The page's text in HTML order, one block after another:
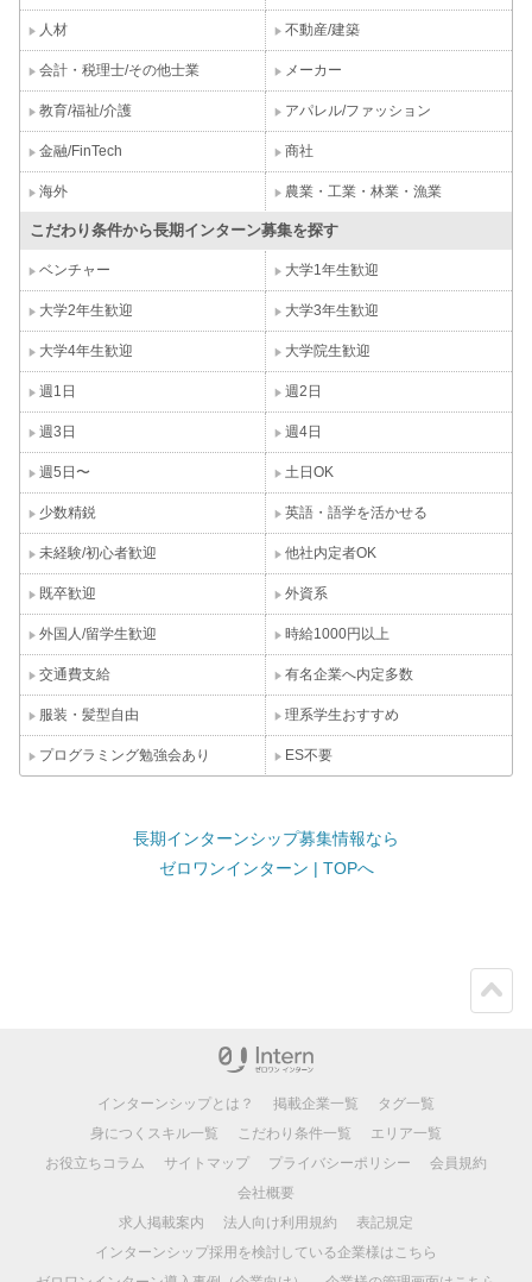
人材 不動産/建築
会計・税理士/その他士業 メーカー
教育/福祉/介護 アパレル/ファッション
金融/FinTech 商社
海外 農業・工業・林業・漁業
こだわり条件から長期インターン募集を探す
ベンチャー 大学1年生歓迎
大学2年生歓迎 大学3年生歓迎
大学4年生歓迎 大学院生歓迎
週1日 週2日
週3日 週4日
週5日〜 土日OK
少数精鋭 英語・語学を活かせる
未経験/初心者歓迎 他社内定者OK
既卒歓迎 外資系
外国人/留学生歓迎 時給1000円以上
交通費支給 有名企業へ内定多数
服装・髪型自由 理系学生おすすめ
プログラミング勉強会あり ES不要
長期インターンシップ募集情報なら
ゼロワンインターン | TOPへ
インターンシップとは？ 掲載企業一覧
タグ一覧
身につくスキル一覧
こだわり条件一覧
エリア一覧
お役立ちコラム
サイトマップ プライバシーポリシー
会員規約
会社概要
求人掲載案内
法人向け利用規約
表記規定
インターンシップ採用を検討している企業様はこちら